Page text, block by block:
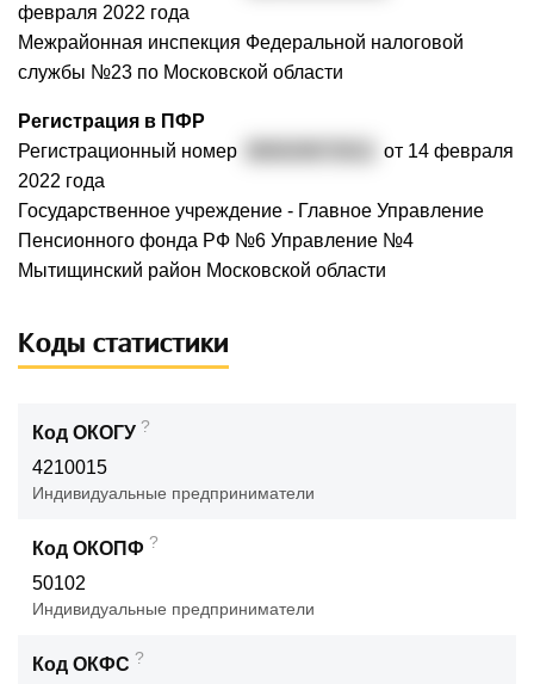
февраля 2022 года
Межрайонная инспекция Федеральной налоговой
службы №23 по Московской области
Регистрация в ПФР
Регистрационный номер
от 14 февраля
2022 года
Государственное учреждение - Главное Управление
Пенсионного фонда РФ №6 Управление №4
Мытищинский район Московской области
Коды статистики
Код ОКОГУ ?
4210015
Индивидуальные предприниматели
Код ОКОПФ ?
50102
Индивидуальные предприниматели
Код ОКФС ?